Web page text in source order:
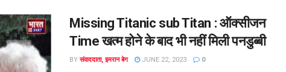
Missing Titanic sub Titan : ऑक्सीजन
Time खत्म होने के बाद भी नहीं मिली पनडुब्बी
BY संवाददाता, इमरान बेग JUNE 22, 2023 0